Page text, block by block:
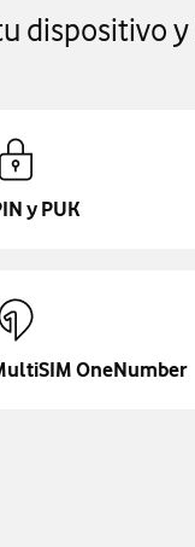
dispositivo
y PUK
OneNumber